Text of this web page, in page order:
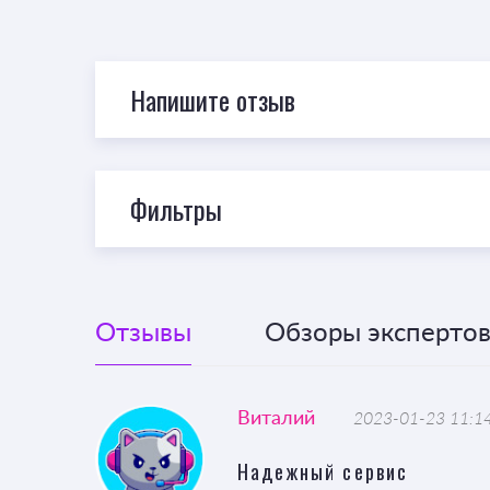
Напишите отзыв
Фильтры
Отзывы Обзоры
Виталий 2023-01-23
Надежный сервис